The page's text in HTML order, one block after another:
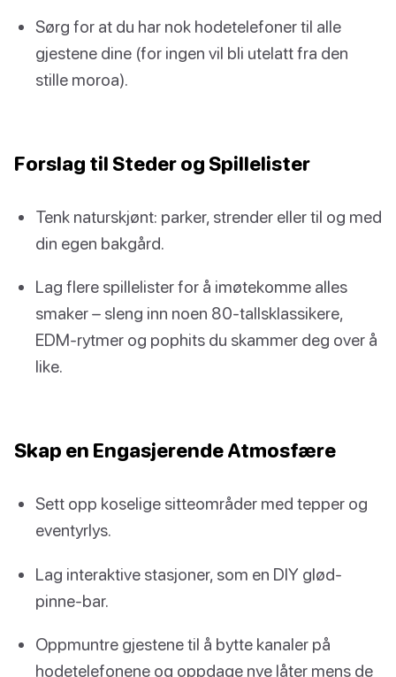
Sørg for at du har nok hodetelefoner til alle
gjestene dine (for ingen vil bli utelatt fra den
stille moroa).
Forslag til Steder og Spillelister
Tenk naturskjønt: parker, strender eller til og med
din egen bakgård.
Lag flere spillelister for å imøtekomme alles
smaker – sleng inn noen 80-tallsklassikere,
EDM-rytmer og pophits du skammer deg over å
like.
Skap en Engasjerende Atmosfære
Sett opp koselige sitteområder med tepper og
eventyrlys.
Lag interaktive stasjoner, som en DIY glød-
pinne-bar.
Oppmuntre gjestene til å bytte kanaler på
hodetelefonene og oppdage nye låter mens de